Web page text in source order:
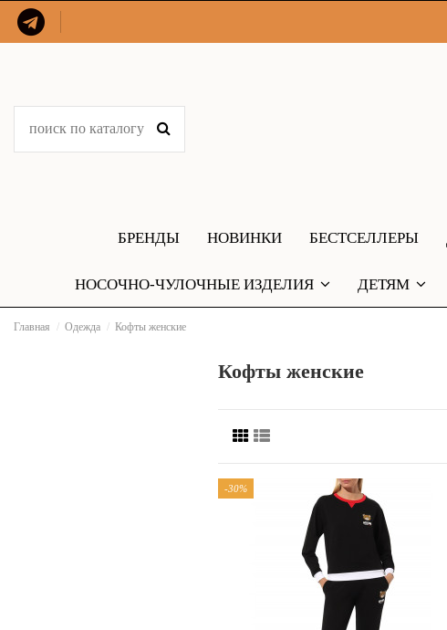
БРЕНДЫ НОВИНКИ БЕСТСЕЛЛЕРЫ
НОСОЧНО-ЧУЛОЧНЫЕ ИЗДЕЛИЯ ДЕТЯМ
Главная Одежда Кофты женские
Кофты женские
-30%